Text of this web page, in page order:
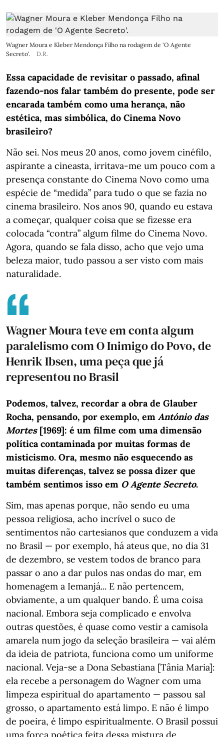
Wagner Moura e Kleber Mendonça Filho na rodagem de 'O Agente
Secreto'.
D.R.
Essa capacidade de revisitar o passado, afinal
fazendo-nos falar também do presente, pode ser
encarada também como uma herança, não
estética, mas simbólica, do Cinema Novo
brasileiro?
Não sei. Nos meus 20 anos, como jovem cinéfilo,
aspirante a cineasta, irritava-me um pouco com a
presença constante do Cinema Novo como uma
espécie de “medida” para tudo o que se fazia no
cinema brasileiro. Nos anos 90, quando eu estava
a começar, qualquer coisa que se fizesse era
colocada “contra” algum filme do Cinema Novo.
Agora, quando se fala disso, acho que vejo uma
beleza maior, tudo passou a ser visto com mais
naturalidade.
Wagner Moura teve em conta algum
paralelismo com O Inimigo do Povo, de
Henrik Ibsen, uma peça que já
representou no Brasil
Podemos, talvez, recordar a obra de Glauber
Rocha, pensando, por exemplo, em António das
Mortes[1969]: é um filme com uma dimensão
política contaminada por muitas formas de
misticismo. Ora, mesmo não esquecendo as
muitas diferenças, talvez se possa dizer que
também sentimos isso em O Agente Secreto.
Sim, mas apenas porque, não sendo eu uma
pessoa religiosa, acho incrível o suco de
sentimentos não cartesianos que conduzem a vida
no Brasil — por exemplo, há ateus que, no dia 31
de dezembro, se vestem todos de branco para
passar o ano a dar pulos nas ondas do mar, em
homenagem a Iemanjá... E não pertencem,
obviamente, a um qualquer bando. É uma coisa
nacional. Embora seja complicado e envolva
outras questões, é quase como vestir a camisola
amarela num jogo da seleção brasileira — vai além
da ideia de patriota, funciona como um uniforme
nacional. Veja-se a Dona Sebastiana [Tânia Maria]:
ela recebe a personagem do Wagner com uma
limpeza espiritual do apartamento — passou sal
grosso, o apartamento está limpo. E não é limpo
de poeira, é limpo espiritualmente. O Brasil possui
uma força poética feita dessa mistura de